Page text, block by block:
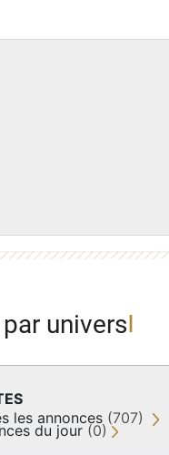
univers
les annonces (707)
du jour (0)